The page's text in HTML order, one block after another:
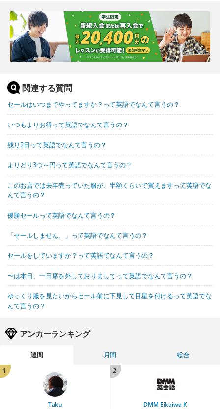
関連する質問
セールはいつまでやってますか？って英語でなんて言うの？
いつもよりお得って英語でなんて言うの？
残り2日って英語でなんて言うの？
よりどり3つ～円って英語でなんて言うの？
このお店では去年売っていた服が、半額くらいで買えますって英語でな
んて言うの？
優勝セールって英語でなんて言うの？
「セールしません。」って英語でなんて言うの？
セールをしていますか？って英語でなんて言うの？
〜は本日、一日席を外しておりましてって英語でなんて言うの？
ゆっくり服を見たいからセール前に下見して目星を付けるって英語でな
んて言うの？
アンカーランキング
週間 月間
総合
1
Taku
2
DMM Eikaiwa K